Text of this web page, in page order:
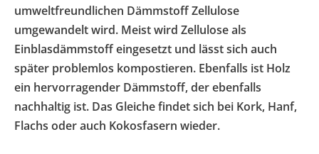
umweltfreundlichen Dämmstoff Zellulose
umgewandelt wird. Meist wird Zellulose als
Einblasdämmstoff eingesetzt und lässt sich auch
später problemlos kompostieren. Ebenfalls ist Holz
ein hervorragender Dämmstoff, der ebenfalls
nachhaltig ist. Das Gleiche findet sich bei Kork, Hanf,
Flachs oder auch Kokosfasern wieder.